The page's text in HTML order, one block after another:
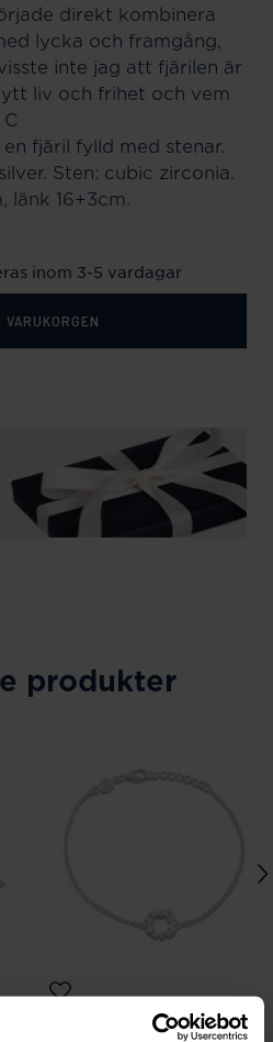
direkt kombinera
lycka och framgång,
inte jag att fjärilen är
liv och frihet och vem
fjäril fylld med stenar.
Sten: cubic zirconia.
länk 16+3cm.
inom 3-5 vardagar
produkter
Carolina Gynning